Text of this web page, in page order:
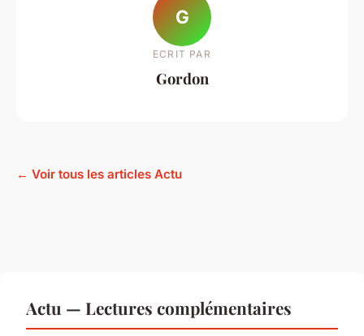
G
ECRIT PAR
Gordon
← Voir tous les articles Actu
Actu — Lectures complémentaires